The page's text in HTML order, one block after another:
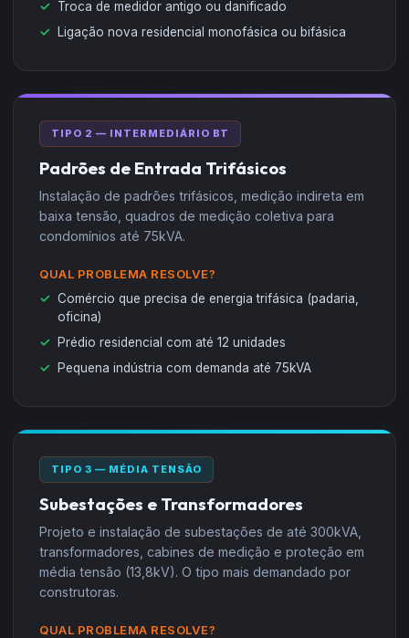
Troca de medidor antigo ou danificado
Ligação nova residencial monofásica ou bifásica
TIPO 2 — INTERMEDIÁRIO BT
Padrões de Entrada Trifásicos
Instalação de padrões trifásicos, medição indireta em
baixa tensão, quadros de medição coletiva para
condomínios até 75kVA.
QUAL PROBLEMA RESOLVE?
Comércio que precisa de energia trifásica (padaria,
oficina)
Prédio residencial com até 12 unidades
Pequena indústria com demanda até 75kVA
TIPO 3 — MÉDIA TENSÃO
Subestações e Transformadores
Projeto e instalação de subestações de até 300kVA,
transformadores, cabines de medição e proteção em
média tensão (13,8kV). O tipo mais demandado por
construtoras.
QUAL PROBLEMA RESOLVE?